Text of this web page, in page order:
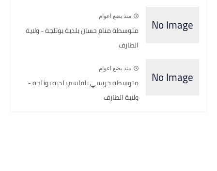
منذ بضع اعوام
متوسطة منام حسان بلدية بوثلجة - ولاية
الطارف
منذ بضع اعوام
متوسطة خريسي بلقاسم بلدية بوثلجة -
ولاية الطارف